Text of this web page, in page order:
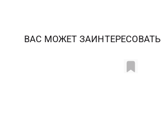
ВАС МОЖЕТ ЗАИНТЕРЕСОВАТЬ